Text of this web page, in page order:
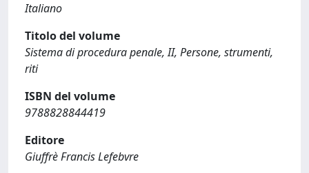
Italiano
Titolo del volume
Sistema di procedura penale, II, Persone, strumenti,
riti
ISBN del volume
9788828844419
Editore
Giuffrè Francis Lefebvre